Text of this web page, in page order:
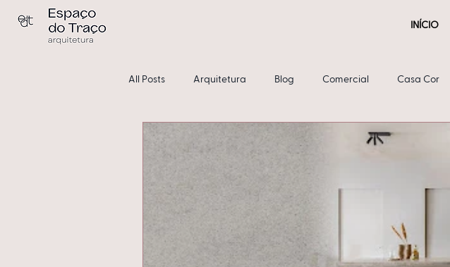
INÍCIO
All Posts Arquitetura Blog Comercial Casa Cor
Sem categoria